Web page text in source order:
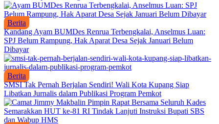
Berita
Kandang Ayam BUMDes Renrua Terbengkalai, Anselmus Luan:
SPJ Belum Rampung, Hak Aparat Desa Sejak Januari Belum
Dibayar
Berita
SMSI Tak Pernah Berjalan Sendiri! Wali Kota Kupang Siap
Libatkan Jurnalis dalam Publikasi Program Pemkot